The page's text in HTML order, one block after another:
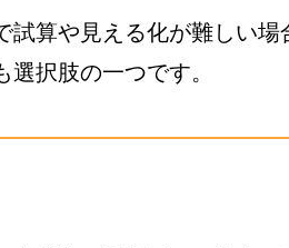
試算や見える化が難しい
選択肢の一つです。